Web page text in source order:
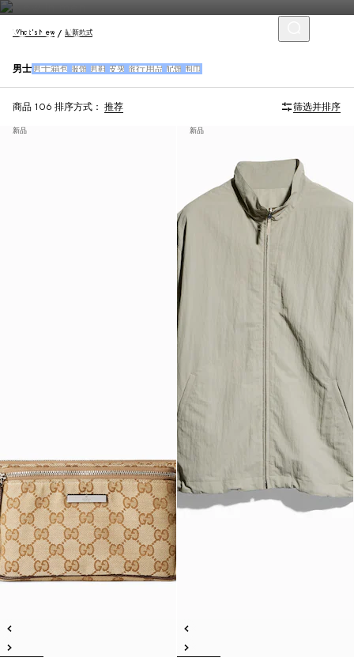
What's New 最新款式
男士 男士箱包 服饰 男鞋 皮夹 旅行用品 配饰 围巾
商品 106 排序方式： 推荐 筛选并排序
新品 新品